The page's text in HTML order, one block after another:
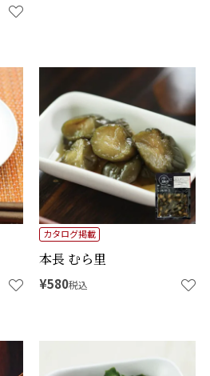
本長 むら里
カタログ掲載
¥580税込